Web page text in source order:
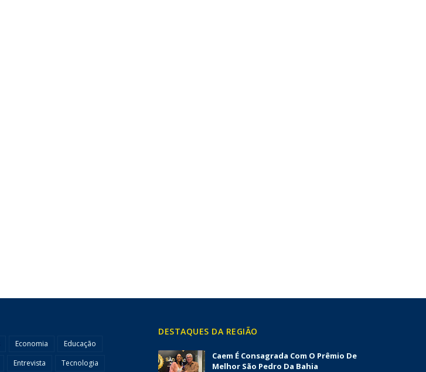
Economia
Educação
Entrevista Tecnologia
DESTAQUES DA REGIÃO
Caem É Consagrada Com O Prêmio De
Melhor São Pedro Da Bahia